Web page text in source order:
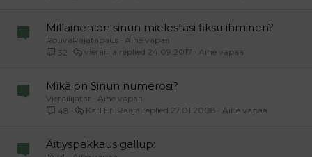
Millainen on sinun mielestäsi fiksu ihminen?
RouvaRajatapaus
Aihe vapaa
32
Aihe vapaa
24.09.2017
vierailija
Mikä on Sinun numerosi?
Vierailijatar
Aihe vapaa
48
Aihe vapaa
27.01.2008
Karl Eri Raaja
Äitiyspakkaus gallup: